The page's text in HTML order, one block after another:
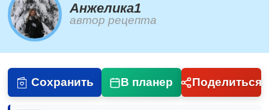
Анжелика1
автор рецепта
Сохранить В планер Поделиться